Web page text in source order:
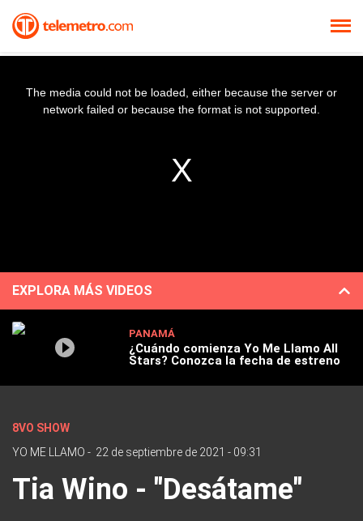
The media could not be loaded, either because the server or
network failed or because the format is not supported.
EXPLORA MÁS VIDEOS
PANAMÁ
¿Cuándo comienza Yo Me Llamo All
Stars? Conozca la fecha de estreno
8VO SHOW
YO ME LLAMO - 22 de septiembre de 2021 - 09:31
Tia Wino - "Desátame"